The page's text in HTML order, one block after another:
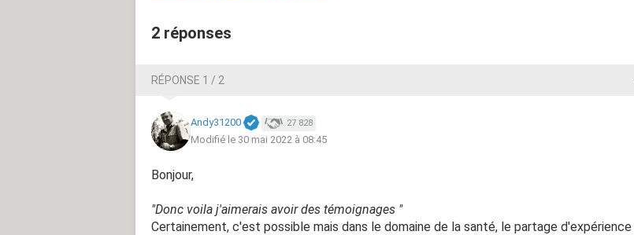
2 réponses
RÉPONSE 1 / 2
Andy31200 27 828
Modifié le 30 mai 2022 à 08:45
Bonjour,
"Donc voila j'aimerais avoir des témoignages "
Certainement, c'est possible mais dans le domaine de la santé, le partage d'expérience